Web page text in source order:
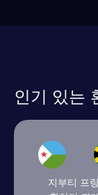
인기 있는
지부티 프